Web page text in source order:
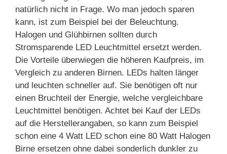
natürlich nicht in Frage. Wo man jedoch sparen
kann, ist zum Beispiel bei der Beleuchtung.
Halogen und Glühbirnen sollten durch
Stromsparende LED Leuchtmittel ersetzt werden.
Die Vorteile überwiegen die höheren Kaufpreis, im
Vergleich zu anderen Birnen. LEDs halten länger
und leuchten schneller auf. Sie benötigen oft nur
einen Bruchteil der Energie, welche vergleichbare
Leuchtmittel benötigen. Achtet bei Kauf der LEDs
auf die Herstellerangaben, so kann zum Beispiel
schon eine 4 Watt LED schon eine 80 Watt Halogen
Birne ersetzen ohne dabei sonderlich dunkler zu